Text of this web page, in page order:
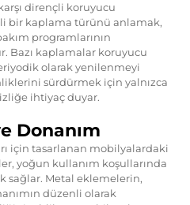
dirençli koruyucu
bir kaplama türünü anlamak,
programlarının
Bazı kaplamalar koruyucu
olarak yenilenmeyi
sürdürmek için yalnızca
ihtiyaç duyar.
Donanım
için tasarlanan mobilyalardaki
yoğun kullanım koşullarında
sağlar. Metal eklemelerin,
düzenli olarak